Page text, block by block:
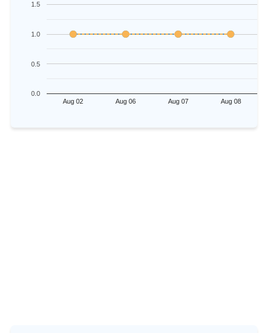
Aug 02 Aug 06 Aug 07 Aug 08
0.0
0.5
1.0
1.5